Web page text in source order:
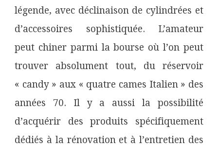
légende, avec déclinaison de cylindrées et
d’accessoires sophistiquée. L’amateur
peut chiner parmi la bourse où l’on peut
trouver absolument tout, du réservoir
« candy » aux « quatre cames Italien » des
années 70. Il y a aussi la possibilité
d’acquérir des produits spécifiquement
dédiés à la rénovation et à l’entretien des